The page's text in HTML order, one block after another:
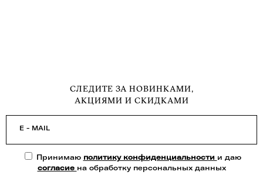
СЛЕДИТЕ ЗА НОВИНКАМИ,
АКЦИЯМИ И СКИДКАМИ
E - MAIL
Принимаю политику конфиденциальности и даю
согласие на обработку персональных данных